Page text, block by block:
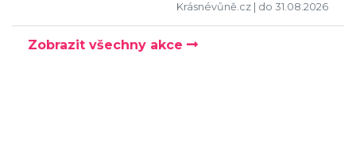
Krásnévůně.cz | do 31.08.2026
Zobrazit všechny akce